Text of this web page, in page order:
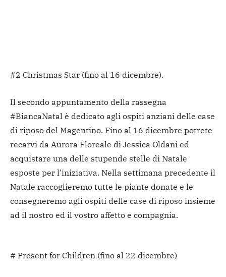
#2 Christmas Star (fino al 16 dicembre).
Il secondo appuntamento della rassegna
#BiancaNatal è dedicato agli ospiti anziani delle case
di riposo del Magentino. Fino al 16 dicembre potrete
recarvi da Aurora Floreale di Jessica Oldani ed
acquistare una delle stupende stelle di Natale
esposte per l’iniziativa. Nella settimana precedente il
Natale raccoglieremo tutte le piante donate e le
consegneremo agli ospiti delle case di riposo insieme
ad il nostro ed il vostro affetto e compagnia.
# Present for Children (fino al 22 dicembre)